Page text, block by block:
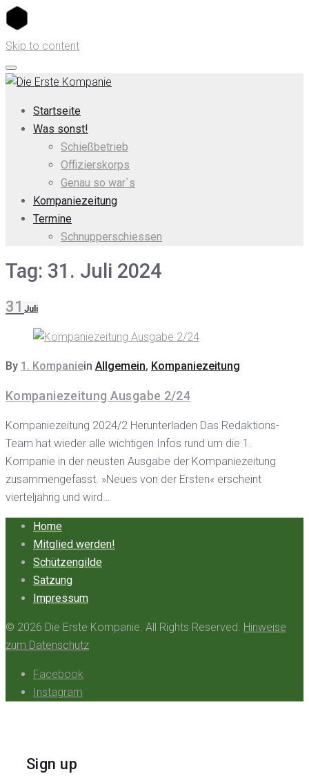
Skip to content
Startseite
Was sonst!
Schießbetrieb
Offizierskorps
Genau so war`s
Kompaniezeitung
Termine
Schnupperschiessen
Tag: 31. Juli 2024
31 Juli
By 1. Kompaniein Allgemein, Kompaniezeitung
Kompaniezeitung Ausgabe 2/24
Kompaniezeitung 2024/2 Herunterladen Das Redaktions-
Team hat wieder alle wichtigen Infos rund um die 1.
Kompanie in der neusten Ausgabe der Kompaniezeitung
zusammengefasst. »Neues von der Ersten« erscheint
vierteljährig und wird…
Home
Mitglied werden!
Schützengilde
Satzung
Impressum
© 2026 Die Erste Kompanie. All Rights Reserved. Hinweise
zum Datenschutz
Facebook
Instagram
Sign up